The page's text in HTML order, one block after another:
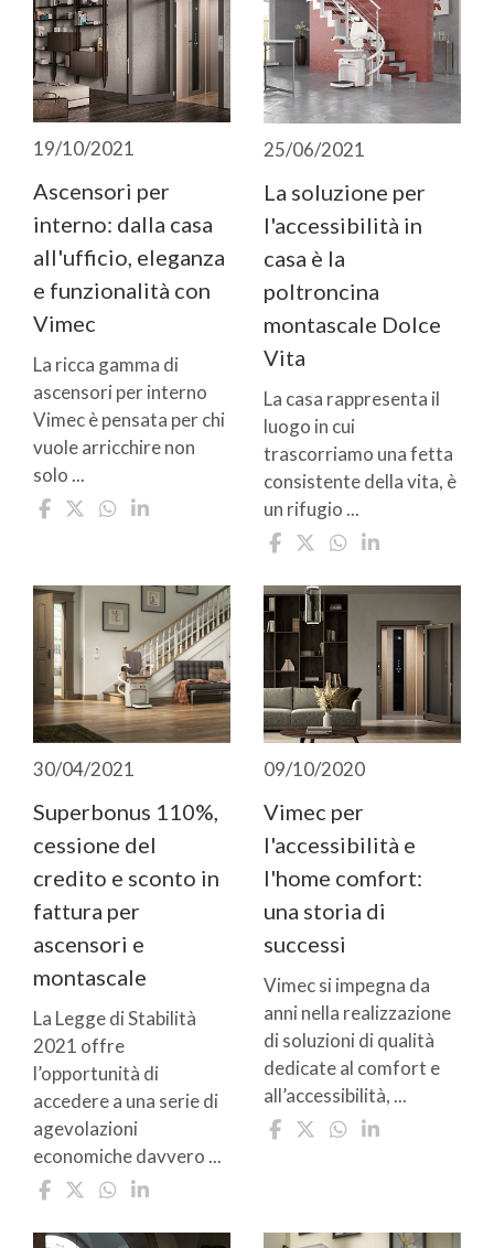
19/10/2021
Ascensori per
interno: dalla casa
all'ufficio, eleganza
e funzionalità con
Vimec
La ricca gamma di
ascensori per interno
Vimec è pensata per chi
vuole arricchire non
solo ...
25/06/2021
La soluzione per
l'accessibilità in
casa è la
poltroncina
montascale Dolce
Vita
La casa rappresenta il
luogo in cui
trascorriamo una fetta
consistente della vita, è
un rifugio ...
30/04/2021
Superbonus 110%,
cessione del
credito e sconto in
fattura per
ascensori e
montascale
La Legge di Stabilità
2021 offre
l’opportunità di
accedere a una serie di
agevolazioni
economiche davvero ...
09/10/2020
Vimec per
l'accessibilità e
l'home comfort:
una storia di
successi
Vimec si impegna da
anni nella realizzazione
di soluzioni di qualità
dedicate al comfort e
all’accessibilità, ...